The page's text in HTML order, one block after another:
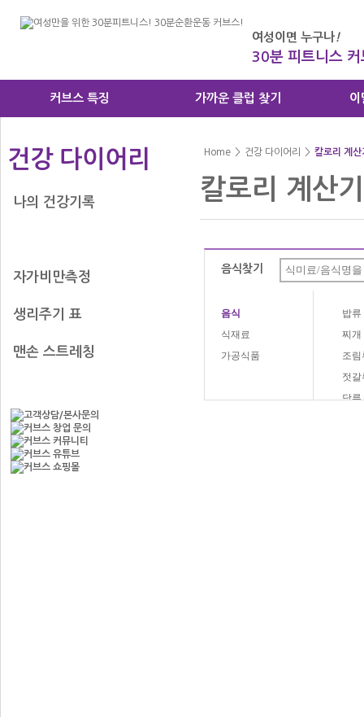
여성이면 누구나!
30분 피트니스 커
커브스 특징 가까운 클럽 찾기 이
건강 다이어리
나의 건강기록
자가비만측정
생리주기 표
맨손 스트레칭
Home > 건강 다이어리 > 칼로리 계산
칼로리 계산기
음식찾기
음식
식재료
가공식품
밥류
찌개
조림
젓갈
당류